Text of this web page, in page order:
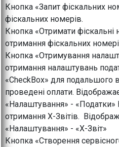
Кнопка «Запит фіскальних
фіскальних номерів.
Кнопка «Отримати фіскальні
отримання фіскальних
Кнопка «Отримування
отримання налаштувань
«CheckBox» для подальшого
проведені оплати.
«Налаштування» - «Податки»
отримання Х-Звітів.
«Налаштування» - «Х-Звіт»
Кнопка «Створення